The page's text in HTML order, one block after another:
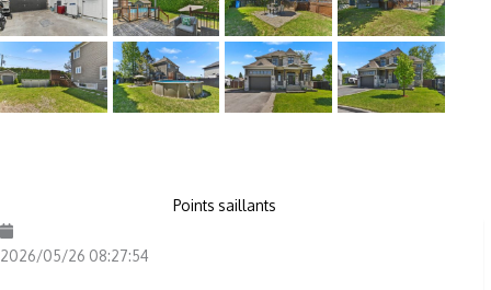
Points saillants
2026/05/26 08:27:54